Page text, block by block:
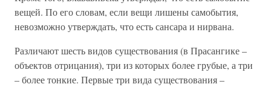
вещей. По его словам, если вещи лишены самобытия,
невозможно утверждать, что есть сансара и нирвана.
Различают шесть видов существования (в Прасангике –
объектов отрицания), три из которых более грубые, а три
– более тонкие. Первые три вида существования –